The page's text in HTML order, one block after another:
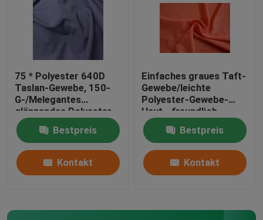
75 * Polyester 640D
Taslan-Gewebe, 150-
G-/Melegantes
glänzendes Polyester-
Gewebe
Bestpreis
Kontakt
Einfaches graues Taft-
Gewebe/leichte
Polyester-Gewebe-
Haut - freundlich
Bestpreis
Kontakt